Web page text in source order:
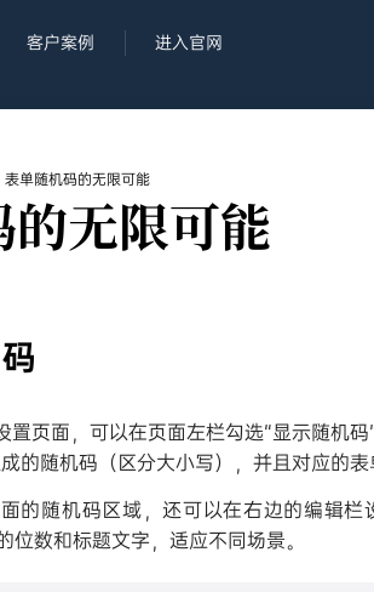
客户案例 进入官网
表单随机码的无限可能
无限可能
置页面，可以在页面左栏勾选“显示随机
的随机码（区分大小写），并且对应的表
的随机码区域，还可以在右边的编辑栏
位数和标题文字，适应不同场景。